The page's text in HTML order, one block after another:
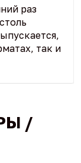
раз
так и
/